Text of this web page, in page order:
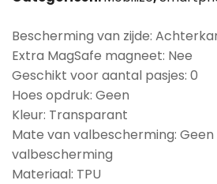
Bescherming van zijde:
Extra MagSafe magneet: Nee
Geschikt voor aantal pasjes: 0
Hoes opdruk: Geen
Kleur: Transparant
Mate van valbescherming:
valbescherming
Materiaal: TPU